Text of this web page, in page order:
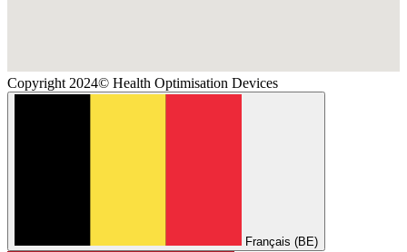
Copyright 2024© Health Optimisation Devices
Français (BE)